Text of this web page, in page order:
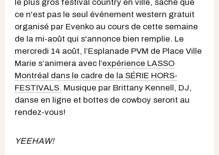
le plus gros festival country en ville, sache que
ce n'est pas le seul événement western gratuit
organisé par Evenko au cours de cette semaine
de la mi-août qui s'annonce bien remplie. Le
mercredi 14 août, l’Esplanade PVM de Place Ville
Marie s’animera avec l’expérience LASSO
Montréal dans le cadre de la SÉRIE HORS-
FESTIVALS. Musique par Brittany Kennell, DJ,
danse en ligne et bottes de cowboy seront au
rendez-vous!
YEEHAW!